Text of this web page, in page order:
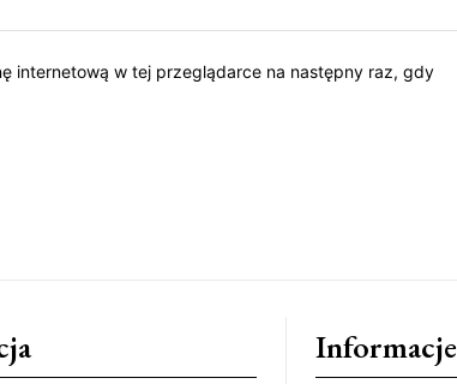
internetową w tej przeglądarce na następny raz, gdy
Informacje